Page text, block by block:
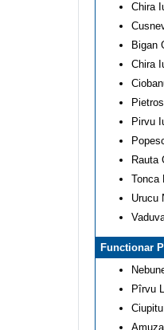
Chira
Bigan
Chira
Pirvu
Rauta
Tonca
Urucu
Functionar
Pîrvu